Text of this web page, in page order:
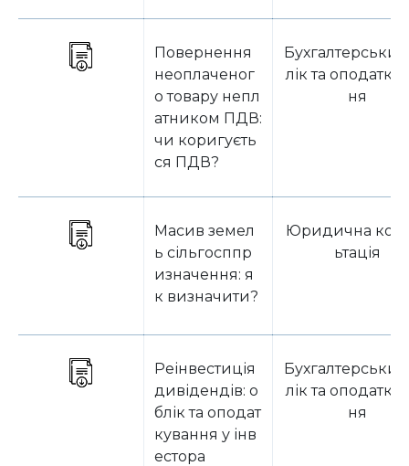
Повернення
неоплаченог
о товару непл
атником ПДВ:
чи коригуєть
ся ПДВ?
лік та
ня
Масив земел
ь сільгосппр
изначення: я
к визначити?
Юридична
ьтація
Реінвестиція
дивідендів: о
блік та оподат
кування у інв
естора
лік та
ня